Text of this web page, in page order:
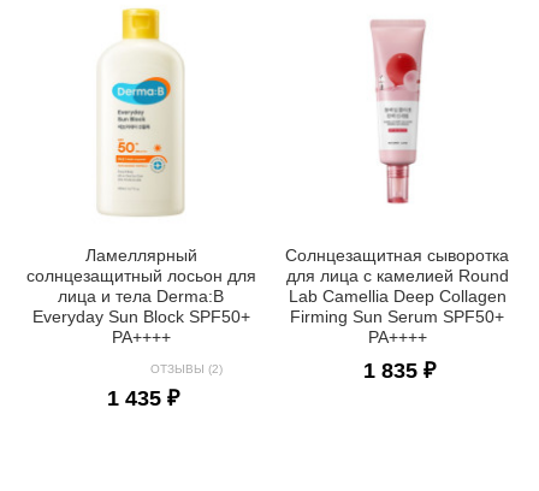
Ламеллярный
солнцезащитный лосьон для
лица и тела Derma:B
Everyday Sun Block SPF50+
PA++++
ОТЗЫВЫ (2)
1 435 ₽
Солнцезащитная сыворотка
для лица с камелией Round
Lab Camellia Deep Collagen
Firming Sun Serum SPF50+
PA++++
1 835 ₽